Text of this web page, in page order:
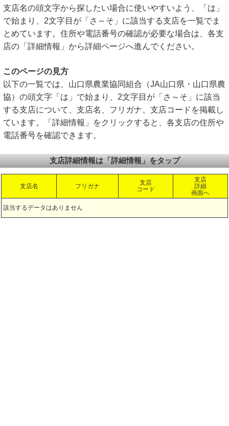
支店名の頭文字から探したい場合に使いやすいよう、「は」
で始まり、2文字目が「さ～そ」に該当する支店を一覧でま
とめています。住所や電話番号の確認が必要な場合は、各支
店の「詳細情報」から詳細ページへ進んでください。
このページの見方
以下の一覧では、山口県農業協同組合（JA山口県・山口県農
協）の頭文字「は」で始まり、2文字目が「さ～そ」に該当
する支店について、支店名、フリガナ、支店コードを掲載し
ています。「詳細情報」をクリックすると、各支店の住所や
電話番号を確認できます。
支店詳細情報は「詳細情報」をタップ
支店名 フリガナ
支店
コード
支店
詳細
画面へ
該当するデータはありません